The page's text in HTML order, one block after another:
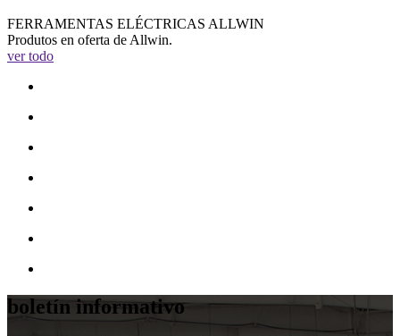
FERRAMENTAS ELÉCTRICAS ALLWIN
Produtos en oferta de Allwin.
ver todo
boletín informativo